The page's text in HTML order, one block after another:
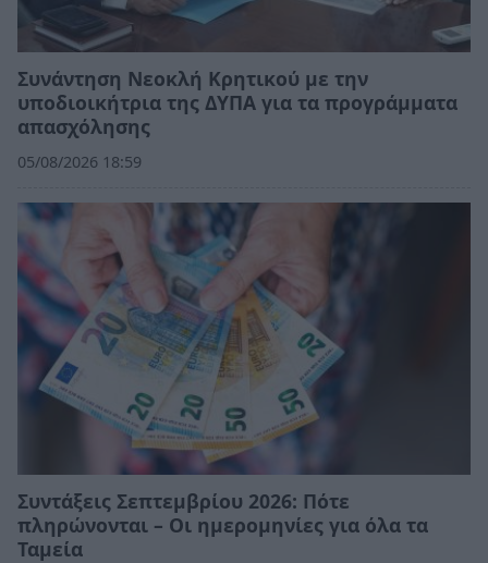
Συνάντηση Νεοκλή Κρητικού με την
υποδιοικήτρια της ΔΥΠΑ για τα προγράμματα
απασχόλησης
05/08/2026 18:59
Συντάξεις Σεπτεμβρίου 2026: Πότε
πληρώνονται – Οι ημερομηνίες για όλα τα
Ταμεία